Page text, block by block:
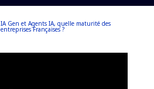
IA Gen et Agents IA, quelle maturité des
entreprises Françaises ?